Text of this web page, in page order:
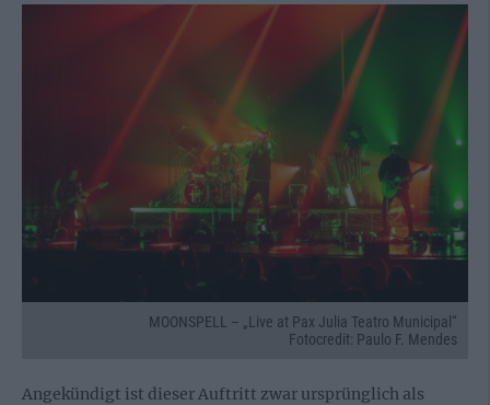
MOONSPELL – „Live at Pax Julia Teatro Municipal“
Fotocredit: Paulo F. Mendes
Angekündigt ist dieser Auftritt zwar ursprünglich als